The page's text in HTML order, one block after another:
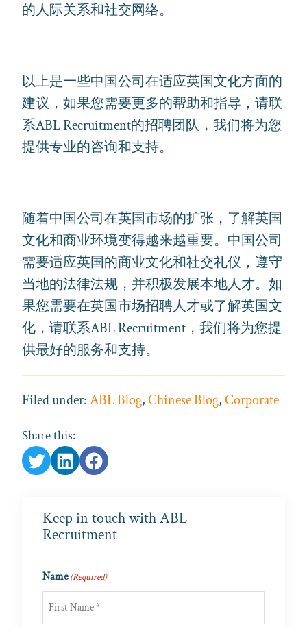
的人际关系和社交网络。
以上是一些中国公司在适应英国文化方面的
建议，如果您需要更多的帮助和指导，请联
系ABL Recruitment的招聘团队，我们将为您
提供专业的咨询和支持。
随着中国公司在英国市场的扩张，了解英国
文化和商业环境变得越来越重要。中国公司
需要适应英国的商业文化和社交礼仪，遵守
当地的法律法规，并积极发展本地人才。如
果您需要在英国市场招聘人才或了解英国文
化，请联系ABL Recruitment，我们将为您提
供最好的服务和支持。
Filed under:ABL Blog,Chinese Blog,Corporate
Share this:
Keep in touch with ABL
Recruitment
Name(Required)